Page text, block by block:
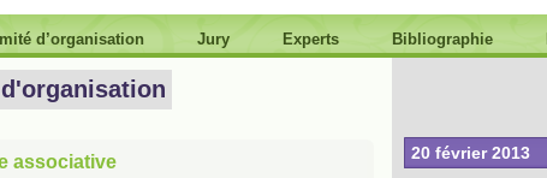
d’organisation Jury Experts Bibliographie
associative 20 février 2013